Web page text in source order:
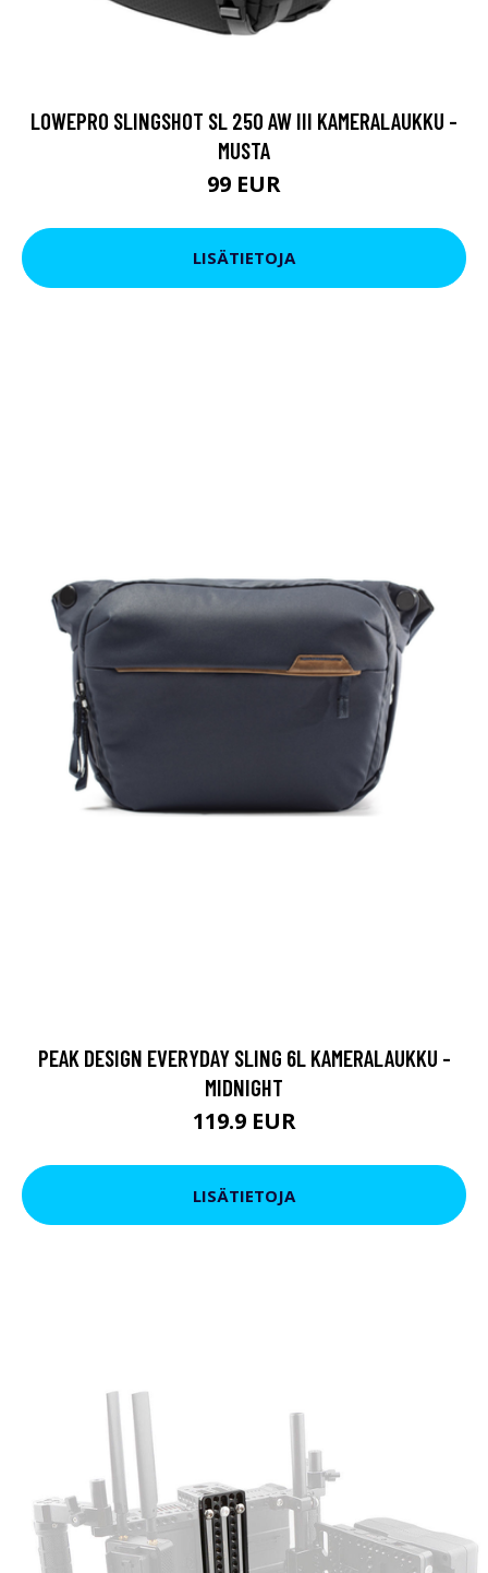
LOWEPRO SLINGSHOT SL 250 AW III KAMERALAUKKU -
MUSTA
99 EUR
LISÄTIETOJA
PEAK DESIGN EVERYDAY SLING 6L KAMERALAUKKU -
MIDNIGHT
119.9 EUR
LISÄTIETOJA